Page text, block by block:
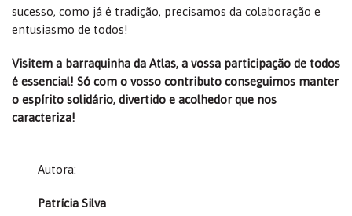
sucesso, como já é tradição, precisamos da colaboração e
entusiasmo de todos!
Visitem a barraquinha da Atlas, a vossa participação de todos
é essencial! Só com o vosso contributo conseguimos manter
o espírito solidário, divertido e acolhedor que nos
caracteriza!
Autora:
Patrícia Silva